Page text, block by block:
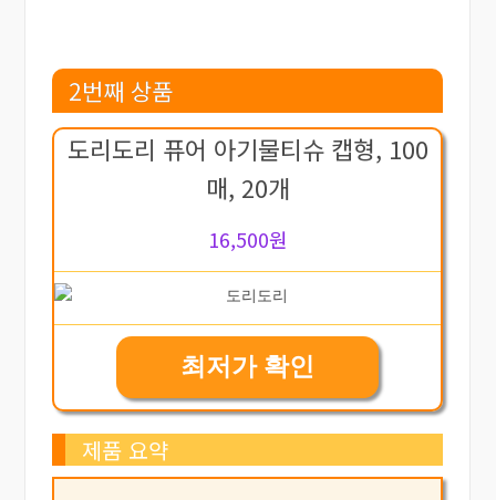
2번째 상품
도리도리 퓨어 아기물티슈 캡형, 100
매, 20개
16,500원
최저가 확인
제품 요약